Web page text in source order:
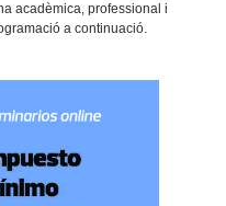
acadèmica, professional i
a continuació.